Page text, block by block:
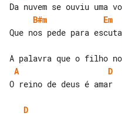
B#m
Em
A
D
O reino de deus é amar
D